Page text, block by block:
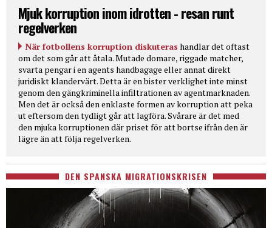
Mjuk korruption inom idrotten - resan runt
regelverken
När fotbollens korruption diskuteras handlar det oftast
om det som går att åtala. Mutade domare, riggade matcher,
svarta pengar i en agents handbagage eller annat direkt
juridiskt klandervärt. Detta är en bister verklighet inte minst
genom den gängkriminella infiltrationen av agentmarknaden.
Men det är också den enklaste formen av korruption att peka
ut eftersom den tydligt går att lagföra. Svårare är det med
den mjuka korruptionen där priset för att bortse ifrån den är
lägre än att följa regelverken.
DEN SPANSKA MIGRATIONSKRISEN